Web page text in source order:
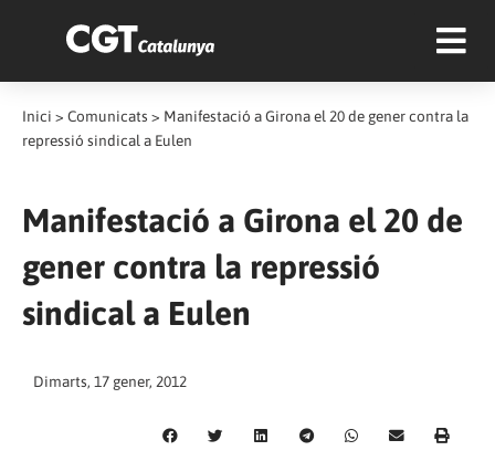
Inici > Comunicats > Manifestació a Girona el 20 de gener contra la
repressió sindical a Eulen
Manifestació a Girona el 20 de
gener contra la repressió
sindical a Eulen
Dimarts, 17 gener, 2012